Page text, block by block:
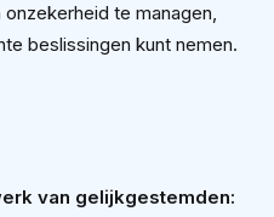
te managen,
beslissingen kunt nemen.
van gelijkgestemden: